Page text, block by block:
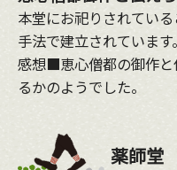
本堂にお祀りされてい
手法で建立されています。
感想■恵心僧都の御作と
るかのようでした。
薬師堂